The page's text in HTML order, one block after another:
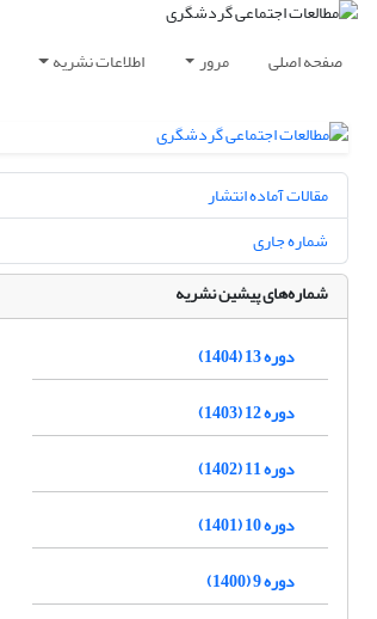
صفحه اصلی مرور اطلاعات نشریه
مقالات آماده انتشار
شماره جاری
شماره‌های پیشین نشریه
دوره 13 (1404)
دوره 12 (1403)
دوره 11 (1402)
دوره 10 (1401)
دوره 9 (1400)